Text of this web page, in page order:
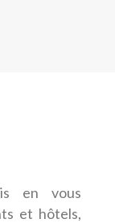
en vous
et hôtels,